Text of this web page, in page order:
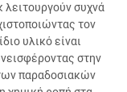
συχνά
τον
υλικό είναι
στην
παραδοσιακών